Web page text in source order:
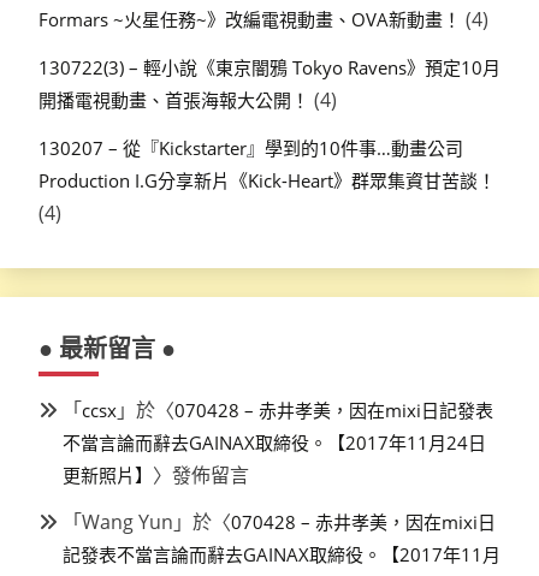
Formars ~火星任務~》改編電視動畫、OVA新動畫！ (4)
130722(3) – 輕小說《東京闇鴉 Tokyo Ravens》預定10月
開播電視動畫、首張海報大公開！ (4)
130207 – 從『Kickstarter』學到的10件事…動畫公司
Production I.G分享新片《Kick-Heart》群眾集資甘苦談！
(4)
● 最新留言 ●
「ccsx 」於〈070428 – 赤井孝美，因在mixi日記發表
不當言論而辭去GAINAX取締役。【2017年11月24日
更新照片】 〉發佈留言
「Wang Yun 」於〈070428 – 赤井孝美，因在mixi日
記發表不當言論而辭去GAINAX取締役。【2017年11月